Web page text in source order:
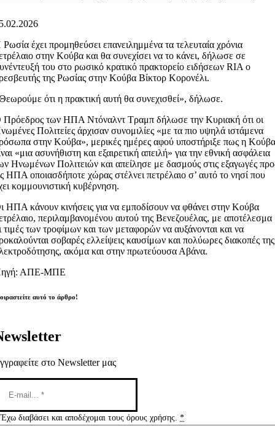
έχει προμηθεύσει επανειλημμένα τα τελευταία χρόνια
στην Κούβα και θα συνεχίσει να το κάνει, δήλωσε σε
του στο ρωσικό κρατικό πρακτορείο ειδήσεων RIA ο
της Ρωσίας στην Κούβα Βίκτορ Κορονέλι.
ότι η πρακτική αυτή θα συνεχισθεί», δήλωσε.
των ΗΠΑ Ντόναλντ Τραμπ δήλωσε την Κυριακή ότι οι
Πολιτείες άρχισαν συνομιλίες «με τα πιο υψηλά ιστάμενα
στην Κούβα», μερικές ημέρες αφού υποστήριξε πως η
«μια ασυνήθιστη και εξαιρετική απειλή» για την εθνική ασφάλεια
Ηνωμένων Πολιτειών και απείλησε με δασμούς στις εξαγωγές
ΗΠΑ οποιασδήποτε χώρας στέλνει πετρέλαιο σ’ αυτό το νησί που
κομμουνιστική κυβέρνηση.
ΗΠΑ κάνουν κινήσεις για να εμποδίσουν να φθάνει στην Κούβα
περιλαμβανομένου αυτού της Βενεζουέλας, με αποτέλεσμα
τιμές των τροφίμων και των μεταφορών να αυξάνονται και να
σοβαρές ελλείψεις καυσίμων και πολύωρες διακοπές της
ακόμα και στην πρωτεύουσα Αβάνα.
ΑΠΕ-ΜΠΕ
αυτό το άρθρο!
στο Newsletter μας
Έχω διαβάσει και αποδέχομαι τους όρους χρήσης.*